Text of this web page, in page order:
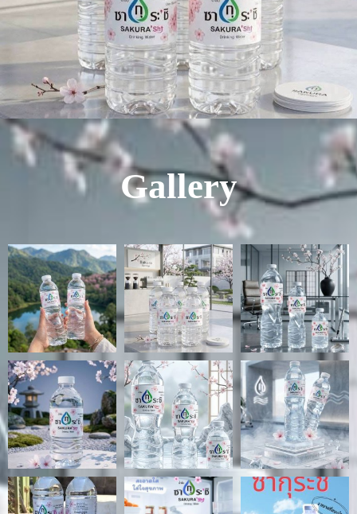
Gallery